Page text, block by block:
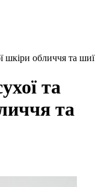
шкіри обличчя та шиї
та
та